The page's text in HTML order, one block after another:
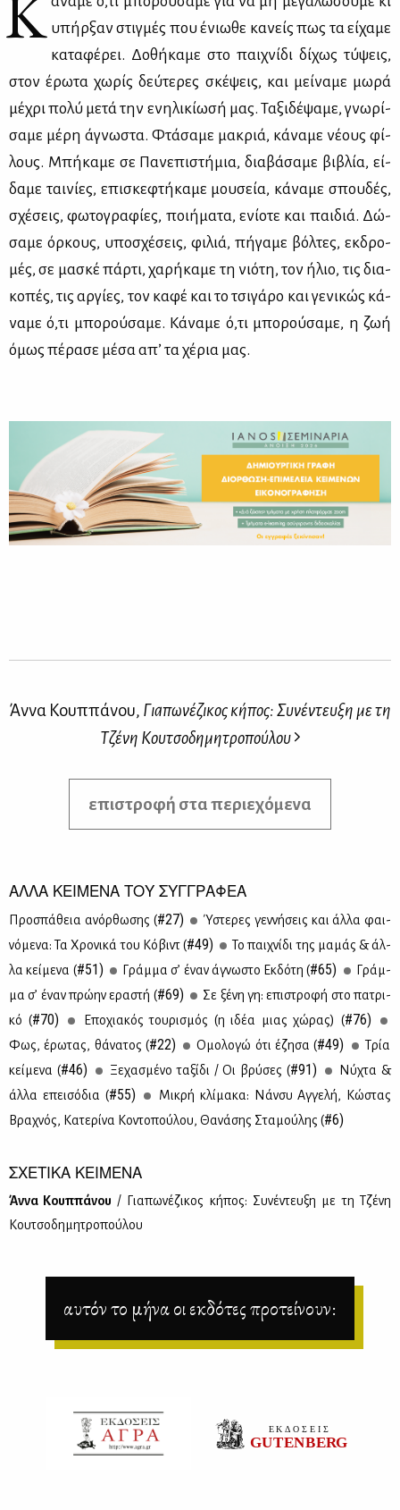
υπήρ­ξαν στιγ­μές που ένιω­θε κα­νείς πως τα εί­χα­με
κα­τα­φέ­ρει. Δο­θή­κα­με στο παι­χνί­δι δί­χως τύ­ψεις,
στον έρω­τα χω­ρίς δεύ­τε­ρες σκέ­ψεις, και μεί­να­με μω­ρά
μέ­χρι πο­λύ με­τά την ενη­λι­κί­ω­σή μας. Τα­ξι­δέ­ψα­με, γνω­ρί­
σα­με μέ­ρη άγνω­στα. Φτά­σα­με μα­κριά, κά­να­με νέ­ους φί­
λους. Μπή­κα­με σε Πα­νε­πι­στή­μια, δια­βά­σα­με βι­βλία, εί­
δα­με ται­νί­ες, επι­σκε­φτή­κα­με μου­σεία, κά­να­με σπου­δές,
σχέ­σεις, φω­το­γρα­φί­ες, ποι­ή­μα­τα, ενί­ο­τε και παι­διά. Δώ­
σα­με όρ­κους, υπο­σχέ­σεις, φι­λιά, πή­γα­με βόλ­τες, εκ­δρο­
μές, σε μα­σκέ πάρ­τι, χα­ρή­κα­με τη νιό­τη, τον ήλιο, τις δια­
κο­πές, τις αρ­γί­ες, τον κα­φέ και το τσι­γά­ρο και γε­νι­κώς κά­
να­με ό,τι μπο­ρού­σα­με. Κά­να­με ό,τι μπο­ρού­σα­με, η ζωή
όμως πέ­ρα­σε μέ­σα απ’ τα χέ­ρια μας.
Άννα Κουππάνου, Γιαπωνέζικος κήπος: Συνέντευξη με τη
Τζένη Κουτσοδημητροπούλου
επιστροφή στα περιεχόμενα
ΑΛΛΑ ΚΕΙΜΕΝΑ ΤΟΥ ΣΥΓΓΡΑΦΕΑ
Προ­σπά­θεια ανόρ­θω­σης (#27)
Ύστε­ρες γεν­νή­σεις και άλ­λα φαι­
νό­με­να: Τα Χρο­νι­κά του Κό­βιντ (#49)
Το παι­χνί­δι της μα­μάς & άλ­
λα κεί­με­να (#51) Γράμ­μα σ’ έναν άγνω­στο Εκ­δό­τη (#65)
Γράμ­
μα σ’ έναν πρώ­ην ερα­στή (#69)
Σε ξέ­νη γη: επι­στρο­φή στο πα­τρι­
κό (#70) Επο­χια­κός του­ρι­σμός (η ιδέα μιας χώ­ρας) (#76)
Φως, έρω­τας, θά­να­τος (#22) Ομο­λο­γώ ότι έζη­σα (#49)
Τρία
κεί­με­να (#46) Ξε­χα­σμέ­νο τα­ξί­δι / Οι βρύ­σες (#91)
Νύ­χτα &
άλ­λα επει­σό­δια (#55)
Μι­κρή κλί­μα­κα: Νάν­συ Αγ­γε­λή, Κώ­στας
Βρα­χνός, Κα­τε­ρί­να Κο­ντο­πού­λου, Θα­νά­σης Στα­μού­λης (#6)
ΣΧΕΤΙΚΑ ΚΕΙΜΕΝΑ
Άν­να Κουπ­πά­νου / Για­πω­νέ­ζι­κος κή­πος: Συ­νέ­ντευ­ξη με τη Τζέ­νη
Κου­τσο­δη­μη­τρο­πού­λου
αυτόν το μήνα οι εκδότες προτείνουν: